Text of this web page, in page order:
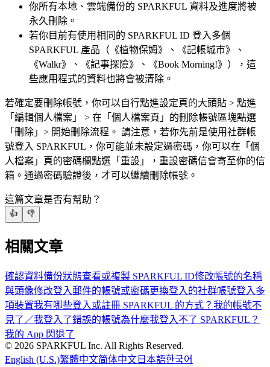
你所有本地、雲端備份的 SPARKFUL 資料及進度將被
永久刪除。
若你目前有使用相同的 SPARKFUL ID 登入多個
SPARKFUL 產品（《植物保姆》、《記帳城市》、
《Walkr》、《記事探險》、《Book Morning!》），這
些應用程式的資料也將會被清除。
若確定要刪除帳號，你可以自行點進設定頁的大頭貼 > 點進
「編輯個人檔案」 > 在「個人檔案頁」的刪除帳號區塊點選
「刪除」> 開始刪除流程。 請注意，若你先前是使用社群帳
號登入 SPARKFUL，你可能並未設定過密碼，你可以在「個
人檔案」頁的密碼欄點選「重設」，重設密碼信會寄至你的信
箱。通過密碼驗證後，才可以繼續刪除帳號。
這篇文章是否有幫助？
👍 👎
相關文章
確認資料備份狀態查看或複製 SPARKFUL ID修改帳號的名稱
與頭像修改登入郵件的帳號或密碼更換登入的社群帳號登入多
項裝置我有哪些登入或註冊 SPARKFUL 的方式？ 我的帳號不
見了／我登入了錯誤的帳號為什麼我登入不了 SPARKFUL？
我的 App 閃退了
© 2026 SPARKFUL Inc. All Rights Reserved.
English (U.S.)繁體中文简体中文 日本語한국어